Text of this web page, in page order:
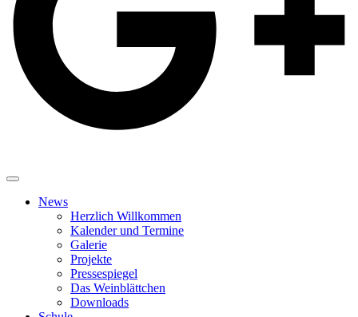
News
Herzlich Willkommen
Kalender und Termine
Galerie
Projekte
Pressespiegel
Das Weinblättchen
Downloads